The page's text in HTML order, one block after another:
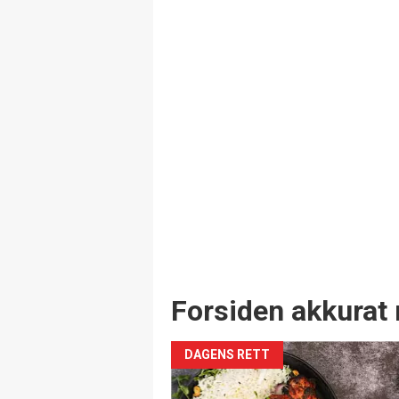
Forsiden akkurat
DAGENS RETT